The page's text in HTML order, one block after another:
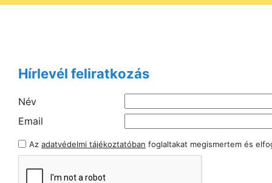
Hírlevél feliratkozás
Név
Email
Az adatvédelmi tájékoztatóban foglaltakat megismertem és